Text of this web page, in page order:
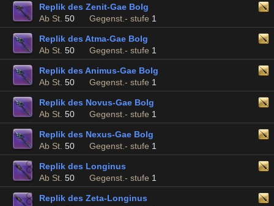
Replik des Zenit-Gae Bolg
Ab St. 50 Gegenst.- stufe 1
Replik des Atma-Gae Bolg
Ab St. 50 Gegenst.- stufe 1
Replik des Animus-Gae Bolg
Ab St. 50 Gegenst.- stufe 1
Replik des Novus-Gae Bolg
Ab St. 50 Gegenst.- stufe 1
Replik des Nexus-Gae Bolg
Ab St. 50 Gegenst.- stufe 1
Replik des Longinus
Ab St. 50 Gegenst.- stufe 1
Replik des Zeta-Longinus